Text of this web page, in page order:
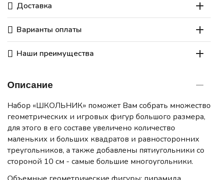
Доставка
Варианты оплаты
Наши преимущества
Описание
Набор «ШКОЛЬНИК» поможет Вам собрать множество
геометрических и игровых фигур большого размера,
для этого в его составе увеличено количество
маленьких и больших квадратов и равносторонних
треугольников, а также добавлены пятиугольники со
стороной 10 см - самые большие многоугольники.